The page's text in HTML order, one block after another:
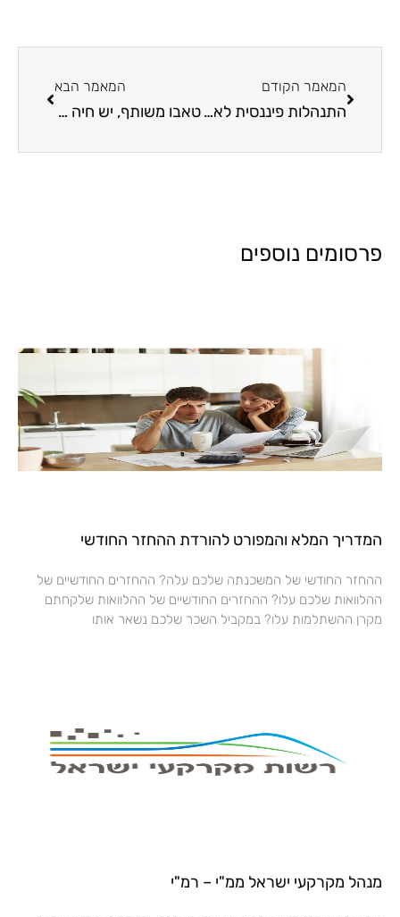
המאמר הקודם
התנהלות פיננסית לא נכונה
המאמר הבא
טאבו משותף, יש חיה כזאת
פרסומים נוספים
המדריך המלא והמפורט להורדת ההחזר החודשי
ההחזר החודשי של המשכנתה שלכם עלה? ההחזרים החודשיים של
ההלוואות שלכם עלו? ההחזרים החודשיים של ההלוואות שלקחתם
מקרן ההשתלמות עלו? במקביל השכר שלכם נשאר אותו
מנהל מקרקעי ישראל ממ"י – רמ"י